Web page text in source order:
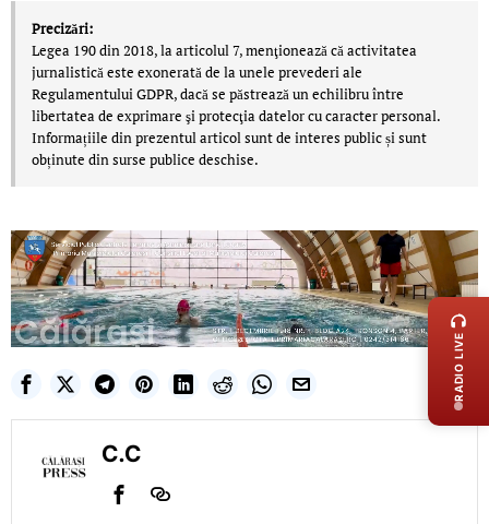
Precizări:
Legea 190 din 2018, la articolul 7, menţionează că activitatea
jurnalistică este exonerată de la unele prevederi ale
Regulamentului GDPR, dacă se păstrează un echilibru între
libertatea de exprimare şi protecţia datelor cu caracter personal.
Informațiile din prezentul articol sunt de interes public și sunt
obținute din surse publice deschise.
C.C
RADIO LIVE